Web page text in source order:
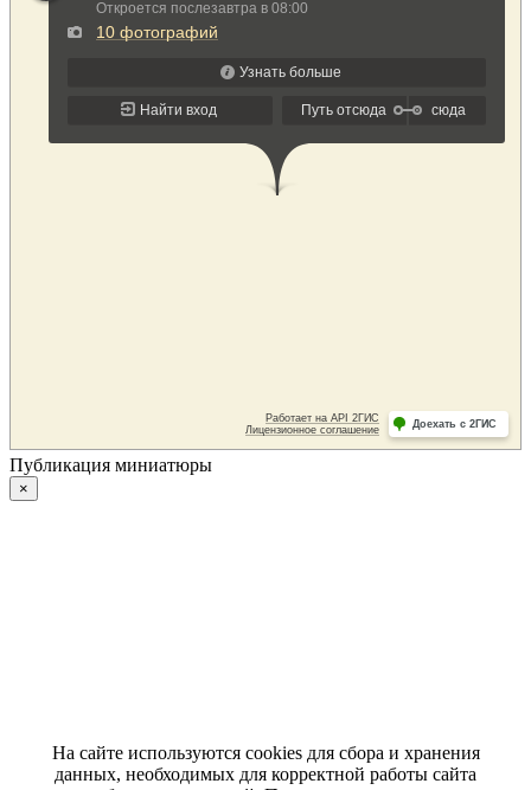
Публикация миниатюры
×
На сайте используются cookies для сбора и хранения
данных, необходимых для корректной работы сайта